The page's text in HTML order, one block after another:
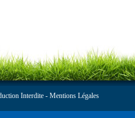
Interdite - Mentions Légales